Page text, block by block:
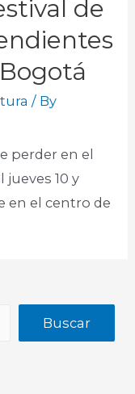
de
/ By
perder en el
jueves 10 y
en el centro de
Buscar